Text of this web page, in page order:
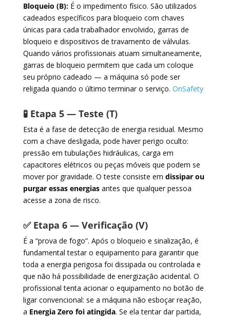
Bloqueio (B):É o impedimento físico. São utilizados
cadeados específicos para bloqueio com chaves
únicas para cada trabalhador envolvido, garras de
bloqueio e dispositivos de travamento de válvulas.
Quando vários profissionais atuam simultaneamente,
garras de bloqueio permitem que cada um coloque
seu próprio cadeado — a máquina só pode ser
religada quando o último terminar o serviço. OnSafety
🧪 Etapa 5 — Teste (T)
Esta é a fase de detecção de energia residual. Mesmo
com a chave desligada, pode haver perigo oculto:
pressão em tubulações hidráulicas, carga em
capacitores elétricos ou peças móveis que podem se
mover por gravidade. O teste consiste em dissipar ou
purgar essas energiasantes que qualquer pessoa
acesse a zona de risco.
✅ Etapa 6 — Verificação (V)
É a “prova de fogo”. Após o bloqueio e sinalização, é
fundamental testar o equipamento para garantir que
toda a energia perigosa foi dissipada ou controlada e
que não há possibilidade de energização acidental. O
profissional tenta acionar o equipamento no botão de
ligar convencional: se a máquina não esboçar reação,
a Energia Zero foi atingida. Se ela tentar dar partida,